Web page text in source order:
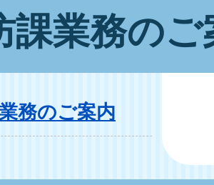
課業務のご
務のご案内